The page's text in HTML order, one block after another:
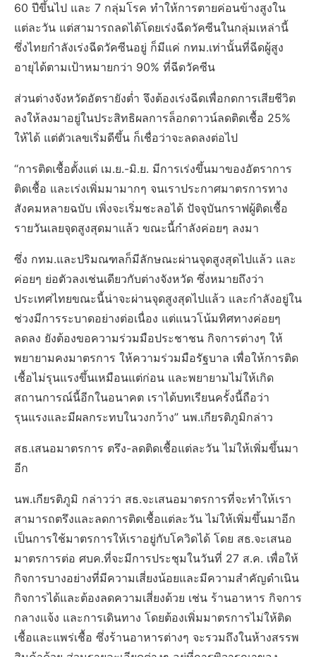
60 ปีขึ้นไป และ 7 กลุ่มโรค ทำให้การตายค่อนข้างสูงใน
แต่ละวัน แต่สามารถลดได้โดยเร่งฉีดวัคซีนในกลุ่มเหล่านี้
ซึ่งไทยกำลังเร่งฉีดวัคซีนอยู่ ก็มีแค่ กทม.เท่านั้นที่ฉีดผู้สูง
อายุได้ตามเป้าหมายกว่า 90% ที่ฉีดวัคซีน
ส่วนต่างจังหวัดอัตรายังต่ำ จึงต้องเร่งฉีดเพื่อกดการเสียชีวิต
ลงให้ลงมาอยู่ในประสิทธิผลการล็อกดาวน์ลดติดเชื้อ 25%
ให้ได้ แต่ตัวเลขเริ่มดีขึ้น ก็เชื่อว่าจะลดลงต่อไป
“การติดเชื้อตั้งแต่ เม.ย.-มิ.ย. มีการเร่งขึ้นมาของอัตราการ
ติดเชื้อ และเร่งเพิ่มมามากๆ จนเราประกาศมาตรการทาง
สังคมหลายฉบับ เพิ่งจะเริ่มชะลอได้ ปัจจุบันกราฟผู้ติดเชื้อ
รายวันเลยจุดสูงสุดมาแล้ว ขณะนี้กำลังค่อยๆ ลงมา
ซึ่ง กทม.และปริมณฑลก็มีลักษณะผ่านจุดสูงสุดไปแล้ว และ
ค่อยๆ ย่อตัวลงเช่นเดียวกับต่างจังหวัด ซึ่งหมายถึงว่า
ประเทศไทยขณะนี้น่าจะผ่านจุดสูงสุดไปแล้ว และกำลังอยู่ใน
ช่วงมีการระบาดอย่างต่อเนื่อง แต่แนวโน้มทิศทางค่อยๆ
ลดลง ยังต้องขอความร่วมมือประชาชน กิจการต่างๆ ให้
พยายามคงมาตรการ ให้ความร่วมมือรัฐบาล เพื่อให้การติด
เชื้อไม่รุนแรงขึ้นเหมือนแต่ก่อน และพยายามไม่ให้เกิด
สถานการณ์นี้อีกในอนาคต เราได้บทเรียนครั้งนี้ถือว่า
รุนแรงและมีผลกระทบในวงกว้าง” นพ.เกียรติภูมิกล่าว
สธ.เสนอมาตรการ ตรึง-ลดติดเชื้อแต่ละวัน ไม่ให้เพิ่มขึ้นมา
อีก
นพ.เกียรติภูมิ กล่าวว่า สธ.จะเสนอมาตรการที่จะทำให้เรา
สามารถตรึงและลดการติดเชื้อแต่ละวัน ไม่ให้เพิ่มขึ้นมาอีก
เป็นการใช้มาตรการให้เราอยู่กับโควิดได้ โดย สธ.จะเสนอ
มาตรการต่อ ศบค.ที่จะมีการประชุมในวันที่ 27 ส.ค. เพื่อให้
กิจการบางอย่างที่มีความเสี่ยงน้อยและมีความสำคัญดำเนิน
กิจการได้และต้องลดความเสี่ยงด้วย เช่น ร้านอาหาร กิจการ
กลางแจ้ง และการเดินทาง โดยต้องเพิ่มมาตรการไม่ให้ติด
เชื้อและแพร่เชื้อ ซึ่งร้านอาหารต่างๆ จะรวมถึงในห้างสรรพ